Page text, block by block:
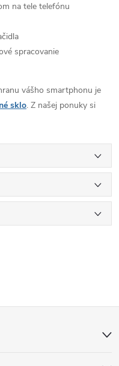
na tele telefónu
spracovanie
vášho smartphonu je
sklo. Z našej ponuky si